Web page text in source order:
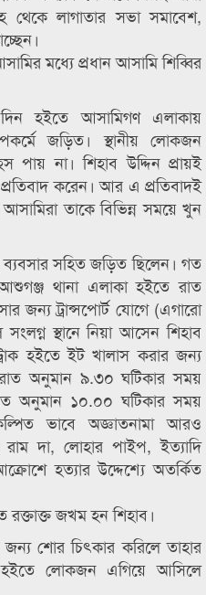
থেকে লাগাতার সভা সমাবেশ,
মধ্যে প্রধান আসামি শিব্বির
হইতে আসামিগণ এলাকায়
জড়িত। স্থানীয় লোকজন
পায় না। শিহাব উদ্দিন প্রায়ই
প্রতিবাদ করেন। আর এ প্রতিবাদই
তাকে বিভিন্ন সময়ে খুন
ব্যবসার সহিত জড়িত ছিলেন। গত
আশুগঞ্জ থানা এলাকা হইতে রাত
জন্য ট্রান্সপোর্ট যোগে (এগারো
স্থানে নিয়া আসেন শিহাব
হইতে ইট খালাস করার জন্য
অনুমান ৯.৩০ ঘটিকার সময়
অনুমান ১০.০০ ঘটিকার সময়
ভাবে অজ্ঞাতনামা আরও
দা, লোহার পাইপ, ইত্যাদি
হত্যার উদ্দেশ্যে অতর্কিত
জখম হন শিহাব।
শোর চিৎকার করিলে তাহার
লোকজন এগিয়ে আসিলে